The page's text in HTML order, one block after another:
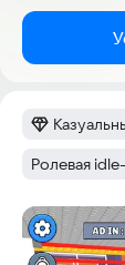
Категория:
Тег:
Ролевая